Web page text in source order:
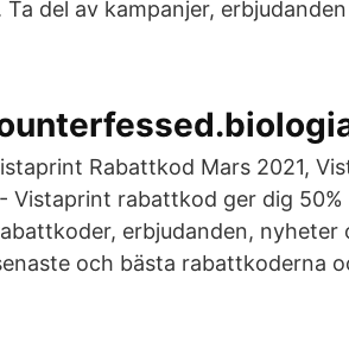
del av kampanjer,
Rabattkod Mars 2021,
Vistaprint rabattkod ger dig
erbjudanden, nyheter
och bästa rabattkoderna